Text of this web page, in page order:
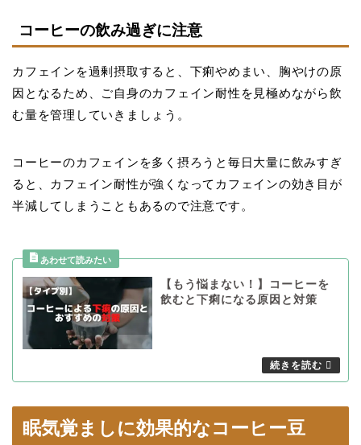
コーヒーの飲み過ぎに注意
カフェインを過剰摂取すると、下痢やめまい、胸やけの原
因となるため、ご自身のカフェイン耐性を見極めながら飲
む量を管理していきましょう。
コーヒーのカフェインを多く摂ろうと毎日大量に飲みすぎ
ると、カフェイン耐性が強くなってカフェインの効き目が
半減してしまうこともあるので注意です。
【もう悩まない！】コーヒーを
飲むと下痢になる原因と対策
眠気覚ましに効果的なコーヒー豆